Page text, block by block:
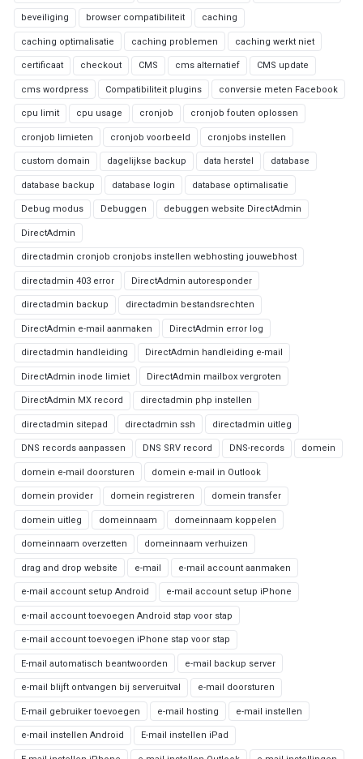
beveiliging browser compatibiliteit caching
caching optimalisatie caching problemen caching werkt niet
certificaat checkout CMS cms alternatief CMS update
cms wordpress Compatibiliteit plugins conversie meten Facebook
cpu limit cpu usage cronjob cronjob fouten oplossen
cronjob limieten cronjob voorbeeld cronjobs instellen
custom domain dagelijkse backup data herstel database
database backup database login database optimalisatie
Debug modus Debuggen debuggen website DirectAdmin
DirectAdmin
directadmin cronjob cronjobs instellen webhosting jouwebhost
directadmin 403 error DirectAdmin autoresponder
directadmin backup directadmin bestandsrechten
DirectAdmin e-mail aanmaken DirectAdmin error log
directadmin handleiding DirectAdmin handleiding e-mail
DirectAdmin inode limiet DirectAdmin mailbox vergroten
DirectAdmin MX record directadmin php instellen
directadmin sitepad directadmin ssh directadmin uitleg
DNS records aanpassen DNS SRV record DNS-records domein
domein e-mail doorsturen domein e-mail in Outlook
domein provider domein registreren domein transfer
domein uitleg domeinnaam domeinnaam koppelen
domeinnaam overzetten domeinnaam verhuizen
drag and drop website e-mail e-mail account aanmaken
e-mail account setup Android e-mail account setup iPhone
e-mail account toevoegen Android stap voor stap
e-mail account toevoegen iPhone stap voor stap
E-mail automatisch beantwoorden e-mail backup server
e-mail blijft ontvangen bij serveruitval e-mail doorsturen
E-mail gebruiker toevoegen e-mail hosting e-mail instellen
e-mail instellen Android E-mail instellen iPad